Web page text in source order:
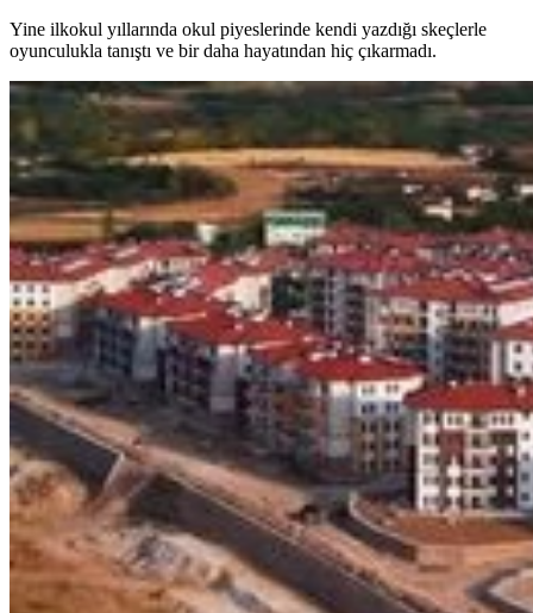
Yine ilkokul yıllarında okul piyeslerinde kendi yazdığı skeçlerle
oyunculukla tanıştı ve bir daha hayatından hiç çıkarmadı.